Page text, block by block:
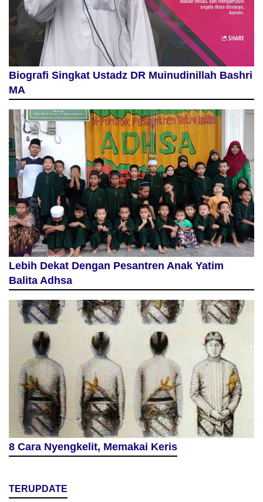
Biografi Singkat Ustadz DR Muinudinillah Bashri
MA
Lebih Dekat Dengan Pesantren Anak Yatim
Balita Adhsa
8 Cara Nyengkelit, Memakai Keris
TERUPDATE